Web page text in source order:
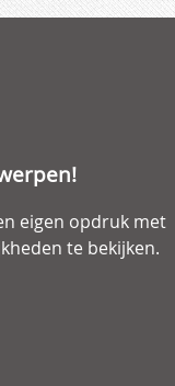
eigen opdruk met
te bekijken.